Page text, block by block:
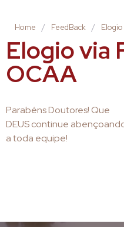
Home / FeedBack /
Elogio via
OCAA
Parabéns Doutores! Que
DEUS continue
a toda equipe!